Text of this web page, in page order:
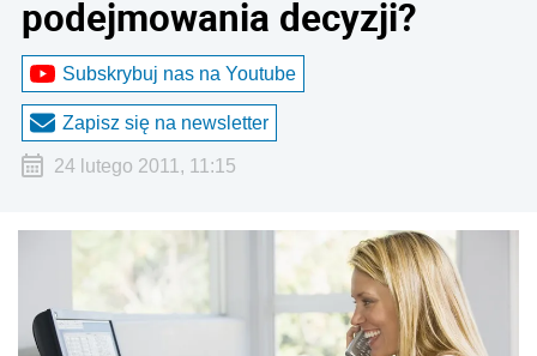
podejmowania decyzji?
Subskrybuj nas na Youtube
Zapisz się na newsletter
24 lutego 2011, 11:15